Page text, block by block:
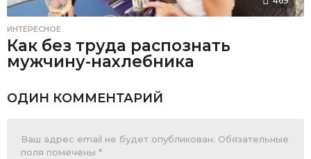
ИНТЕРЕСНОЕ
Как без труда распознать
мужчину-нахлебника
ОДИН КОММЕНТАРИЙ
Ваш адрес email не будет опубликован. Обязательные
поля помечены *